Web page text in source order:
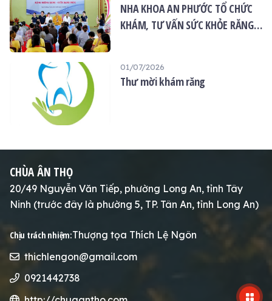
NHA KHOA AN PHƯỚC TỔ CHỨC
KHÁM, TƯ VẤN SỨC KHỎE RĂNG
01/07/2026
Thư mời khám răng
CHÙA ÂN THỌ
20/49 Nguyễn Văn Tiếp, phường Long An, tỉnh Tây
Ninh (trước đây là phường 5, TP. Tân An, tỉnh Long An)
Chịu trách nhiệm:Thượng tọa Thích Lệ Ngôn
thichlengon@gmail.com
0921442738